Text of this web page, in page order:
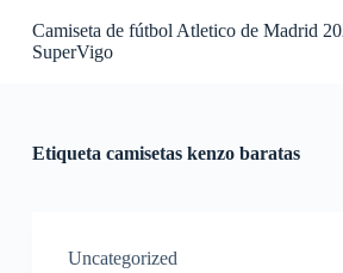
SCamiseta de fútbol Atletico de Madrid
SuperVigo
Etiqueta camisetas kenzo baratas
Uncategorized